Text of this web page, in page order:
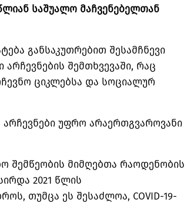
საშუალო მაჩვენებელთან
განსაკუთრებით შესამჩნევი
შემთხვევაში, რაც
ციკლებსა და სოციალურ
უფრო არაერთგვაროვანი
შემწეობის მიმღებთა რაოდენობის
2021 წლის
თუმცა ეს შესაძლოა, COVID-19-